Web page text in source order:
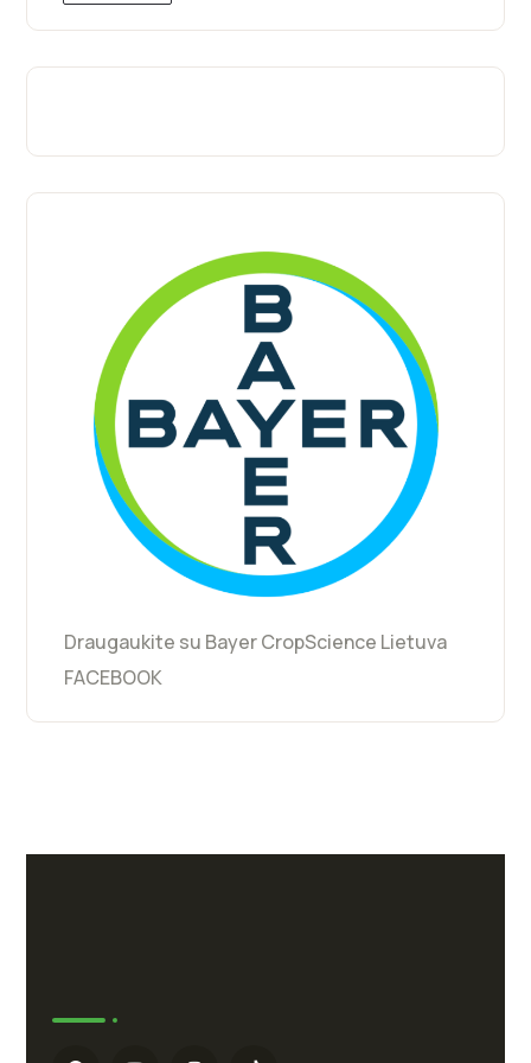
Draugaukite su Bayer CropScience Lietuva
FACEBOOK